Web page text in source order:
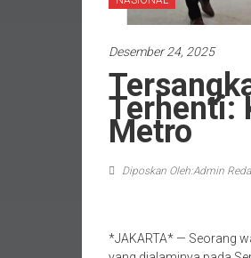
NASIONAL
Desember 24, 2025
Terhenti:
Metro
Diposkan Oleh:Admin
*JAKARTA* — Seorang